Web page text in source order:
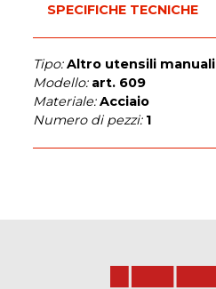
SPECIFICHE TECNICHE
Tipo: Altro utensili manuali
Modello: art. 609
Materiale: Acciaio
Numero di pezzi: 1